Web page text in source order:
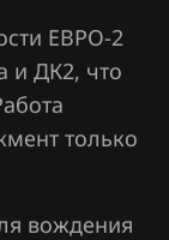
ЕВРО-2
и ДК2, что
только
вождения